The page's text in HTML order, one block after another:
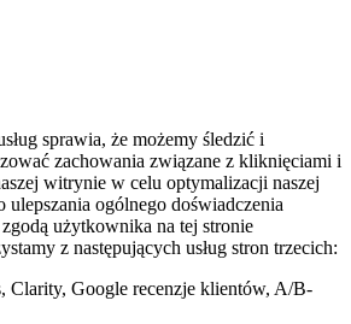
sprawia, że możemy śledzić i
zachowania związane z kliknięciami i
witrynie w celu optymalizacji naszej
ulepszania ogólnego doświadczenia
użytkownika na tej stronie
z następujących usług stron trzecich:
Clarity, Google recenzje klientów, A/B-